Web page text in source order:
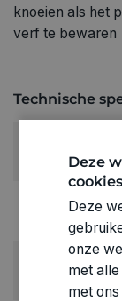
knoeien als het
verf te bewaren
Technische
Algemene
GEWICHT
1370190
Deze
Deze
onze
met
met